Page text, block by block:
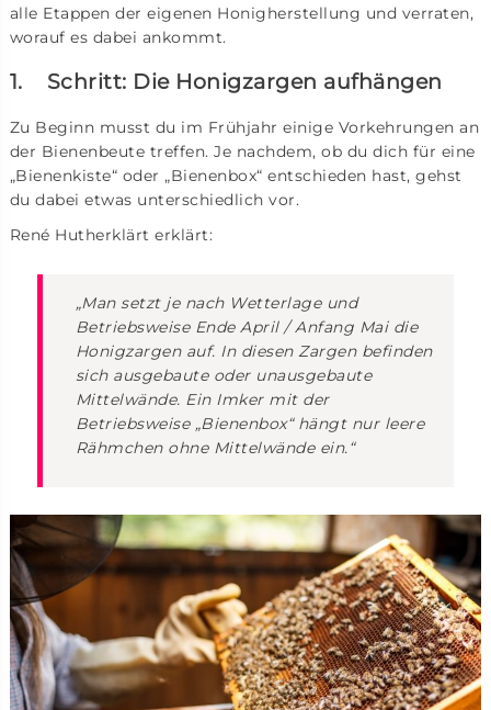
alle Etappen der eigenen Honigherstellung und verraten,
worauf es dabei ankommt.
1. Schritt: Die Honigzargen aufhängen
Zu Beginn musst du im Frühjahr einige Vorkehrungen an
der Bienenbeute treffen. Je nachdem, ob du dich für eine
„Bienenkiste“ oder „Bienenbox“ entschieden hast, gehst
du dabei etwas unterschiedlich vor.
René Hutherklärt erklärt:
„Man setzt je nach Wetterlage und
Betriebsweise Ende April / Anfang Mai die
Honigzargen auf. In diesen Zargen befinden
sich ausgebaute oder unausgebaute
Mittelwände. Ein Imker mit der
Betriebsweise „Bienenbox“ hängt nur leere
Rähmchen ohne Mittelwände ein.“